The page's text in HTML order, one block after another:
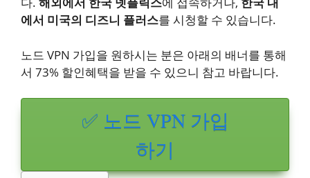
에서 미국의 디즈니 플러스를 시청할 수 있습니다.
노드 VPN 가입을 원하시는 분은 아래의 배너를 통해
서 73% 할인혜택을 받을 수 있으니 참고 바랍니다.
✅ 노드 VPN 가입
하기